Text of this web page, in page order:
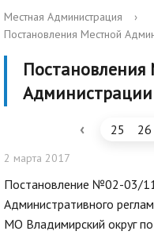
Местная Администрация
›
Постановления Местной
Постановления
Администрации
‹ 25 26
2 марта 2017
Постановление №02-03/
Административного
МО Владимирский округ